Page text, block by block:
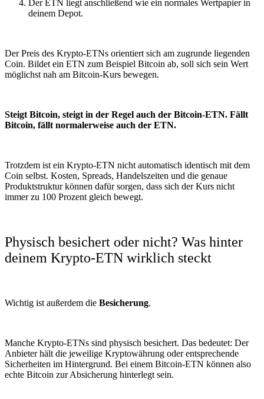
Der ETN liegt anschließend wie ein normales Wertpapier in
deinem Depot.
Der Preis des Krypto-ETNs orientiert sich am zugrunde liegenden
Coin. Bildet ein ETN zum Beispiel Bitcoin ab, soll sich sein Wert
möglichst nah am Bitcoin-Kurs bewegen.
Steigt Bitcoin, steigt in der Regel auch der Bitcoin-ETN. Fällt
Bitcoin, fällt normalerweise auch der ETN.
Trotzdem ist ein Krypto-ETN nicht automatisch identisch mit dem
Coin selbst. Kosten, Spreads, Handelszeiten und die genaue
Produktstruktur können dafür sorgen, dass sich der Kurs nicht
immer zu 100 Prozent gleich bewegt.
Physisch besichert oder nicht? Was hinter
deinem Krypto-ETN wirklich steckt
Wichtig ist außerdem die Besicherung.
Manche Krypto-ETNs sind physisch besichert. Das bedeutet: Der
Anbieter hält die jeweilige Kryptowährung oder entsprechende
Sicherheiten im Hintergrund. Bei einem Bitcoin-ETN können also
echte Bitcoin zur Absicherung hinterlegt sein.